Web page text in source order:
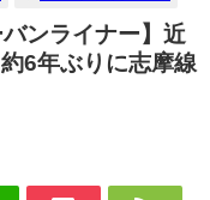
ンライナー】近
6年ぶりに志摩線